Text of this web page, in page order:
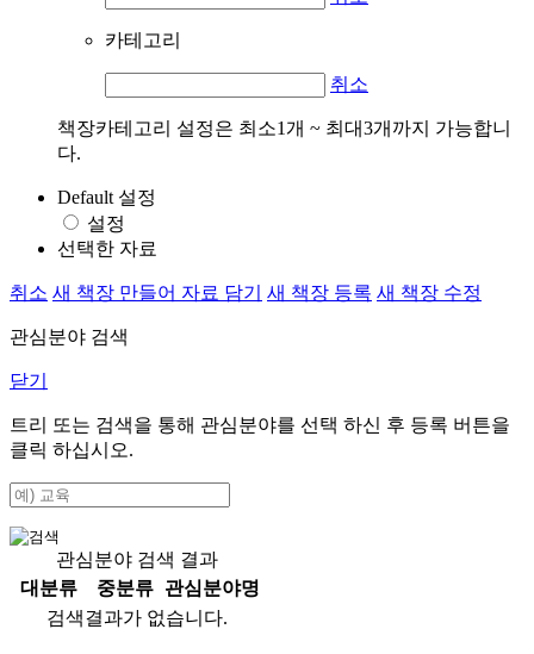
카테고리
취소
책장카테고리 설정은 최소1개 ~ 최대3개까지 가능합니
다.
Default 설정
설정
선택한 자료
취소 새 책장 만들어 자료 담기 새 책장 등록 새 책장 수정
관심분야 검색
닫기
트리 또는 검색을 통해 관심분야를 선택 하신 후 등록 버튼을
클릭 하십시오.
관심분야 검색 결과
대분류
중분류
관심분야명
검색결과가 없습니다.